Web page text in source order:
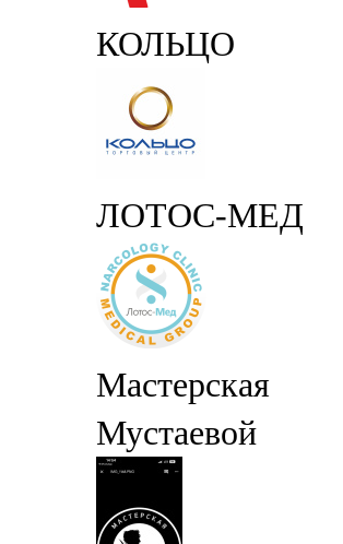
КОЛЬЦО
ЛОТОС-МЕД
Мастерская
Мустаевой